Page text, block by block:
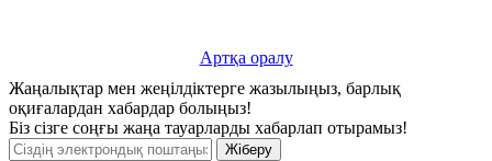
Артқа оралу
Жаңалықтар мен жеңілдіктерге жазылыңыз, барлық
оқиғалардан хабардар болыңыз!
Біз сізге соңғы жаңа тауарларды хабарлап отырамыз!